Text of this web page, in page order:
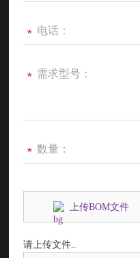
*
*
*
上传BOM文件
请上传文件..